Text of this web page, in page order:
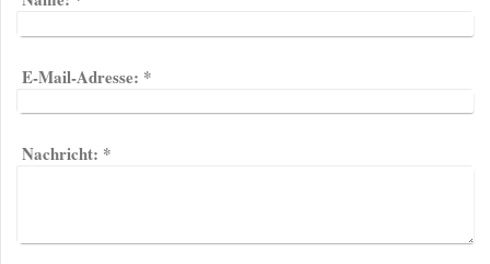
E-Mail-Adresse: *
Nachricht: *